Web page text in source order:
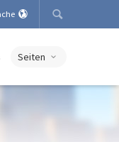
Seiten